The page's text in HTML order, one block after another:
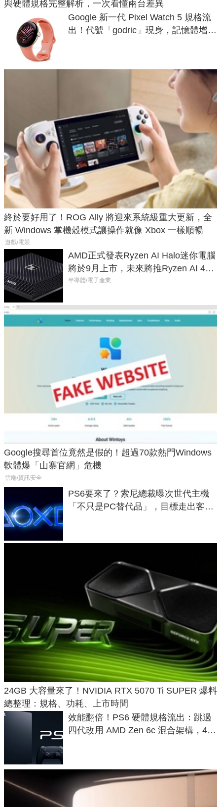
與硬體規格完整解析，一次看懂兩台差異
Google 新一代 Pixel Watch 5 規格流
出！代號「godric」現身，記憶體增強
終於要好用了！ROG Ally 將迎來系統級重大更新，全
新 Windows 掌機殼模式讓操作就像 Xbox 一樣順暢
遊戲/電競
AMD正式發表Ryzen AI Halo迷你電腦
將於9月上市，未來將推Ryzen AI 400
Max系列處理器與對應升級版
半導體/電子產業
Google搜尋首位竟然是假的！超過70款熱門Windows
軟體爆「山寨官網」危機
雲端/資訊安全
PS6要來了？索尼總裁曝次世代主機
「不只是PC替代品」，目標走出客
24GB 大容量來了！NVIDIA RTX 5070 Ti SUPER 爆料
總整理：規格、功耗、上市時間
效能翻倍！PS6 硬體規格流出：跳過
四代改用 AMD Zen 6c 混合架構，4K